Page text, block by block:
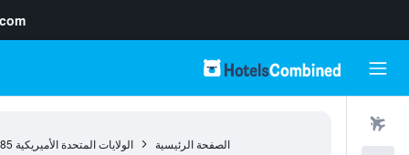
الصفحة الرئيسية الولايات المتحدة الأميريكية